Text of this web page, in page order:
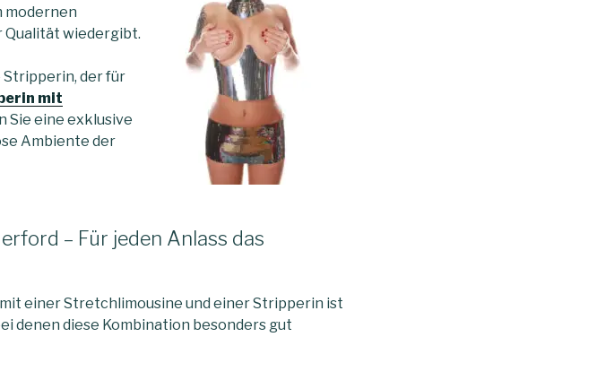
modernen
Qualität wiedergibt.
Stripperin, der für
mit
Sie eine exklusive
Ambiente der
– Für jeden Anlass das
einer Stretchlimousine und einer Stripperin ist
denen diese Kombination besonders gut